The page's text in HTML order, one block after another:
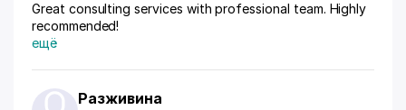
Great consulting services with professional team. Highly
recommended!
ещё
Разживина